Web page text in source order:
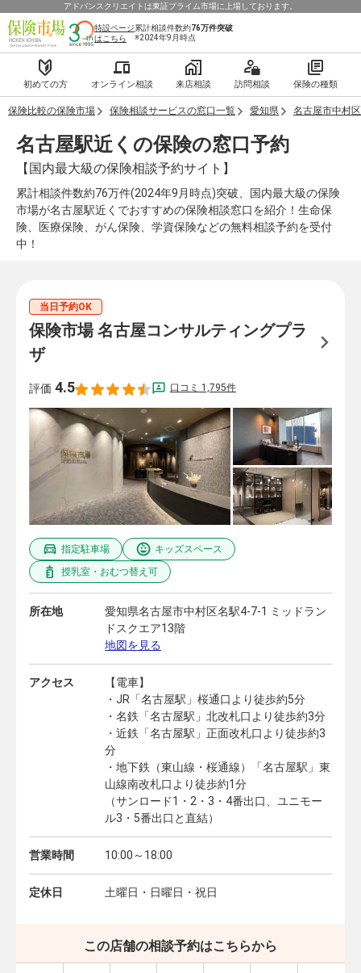
アドバンスクリエイトは東証プライム市場に上場しております。
特設ページ
はこちら
累計相談件数約76万件突破
※2024年9月時点
初めての方 オンライン相談 来店相談 訪問相談 保険の種類
保険比較の保険市場 保険相談サービスの窓口一覧 愛知県 名古屋市中村区
名古屋駅近くの保険の窓口予約
【国内最大級の保険相談予約サイト】
累計相談件数約76万件(2024年9月時点)突破、国内最大級の保険
市場が名古屋駅近くでおすすめの保険相談窓口を紹介！生命保
険、医療保険、がん保険、学資保険などの無料相談予約を受付
中！
当日予約OK
保険市場 名古屋コンサルティングプラ
ザ
評価 4.5 口コミ 1,795件
指定駐車場
キッズスペース
授乳室・おむつ替え可
所在地
愛知県名古屋市中村区名駅4-7-1 ミッドラン
ドスクエア13階
地図を見る
アクセス
【電車】
・JR「名古屋駅」桜通口より徒歩約5分
・名鉄「名古屋駅」北改札口より徒歩約3分
・近鉄「名古屋駅」正面改札口より徒歩約3
分
・地下鉄（東山線・桜通線）「名古屋駅」東
山線南改札口より徒歩約1分
（サンロード1・2・3・4番出口、ユニモー
ル3・5番出口と直結）
営業時間 10:00～18:00
定休日 土曜日・日曜日・祝日
この店舗の相談予約はこちらから